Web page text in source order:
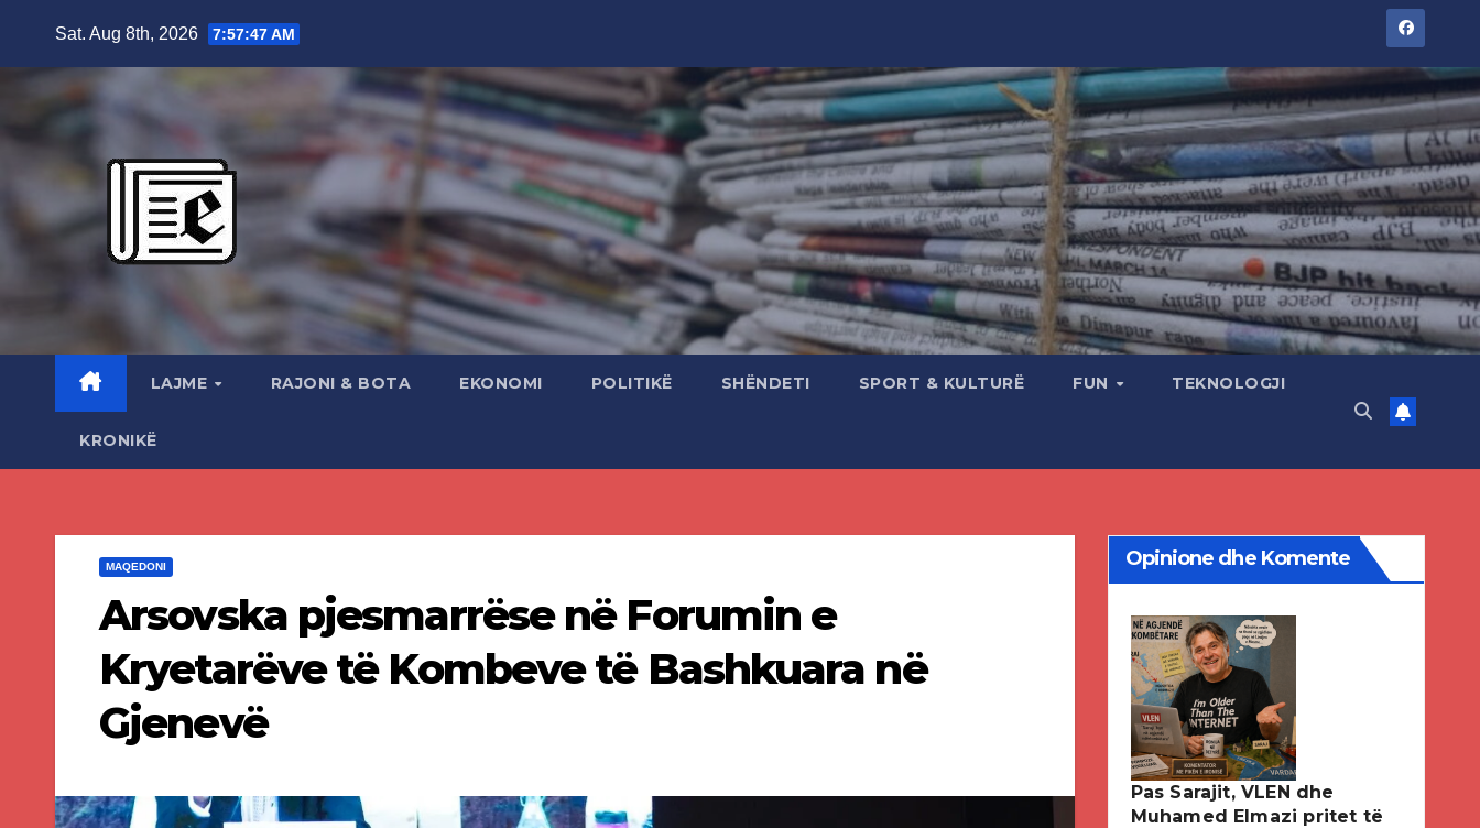
Sat. Aug 8th, 2026 7:57:48 AM
LAJME RAJONI & BOTA EKONOMI POLITIKË SHËNDETI SPORT & KULTURË FUN TEKNOLOGJI
KRONIKË
MAQEDONI
Arsovska pjesmarrëse në Forumin e
Kryetarëve të Kombeve të Bashkuara në
Gjenevë
Opinione dhe Komente
Pas Sarajit, VLEN dhe
Muhamed Elmazi pritet të